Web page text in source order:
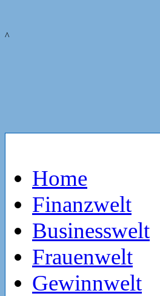
^
Home
Finanzwelt
Businesswelt
Frauenwelt
Gewinnwelt